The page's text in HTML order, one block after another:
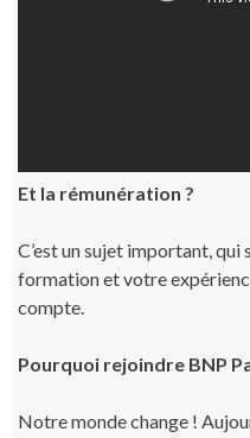
Et la rémunération ?
C’est un sujet important,
formation et votre
compte.
Pourquoi rejoindre BNP
Notre monde change !